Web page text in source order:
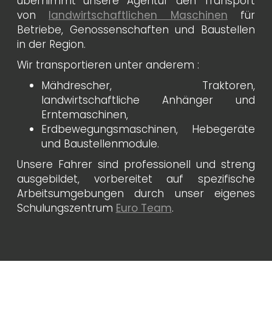
von landwirtschaftlichen Maschinen für
Betriebe, Genossenschaften und Baustellen
in der Region.
Wir transportieren unter anderem :
Mähdrescher, Traktoren,
landwirtschaftliche Anhänger und
Erntemaschinen,
Erdbewegungsmaschinen, Hebegeräte
und Baustellenmodule.
Unsere Fahrer sind professionell und streng
ausgebildet, vorbereitet auf spezifische
Arbeitsumgebungen durch unser eigenes
Schulungszentrum Euro Team.